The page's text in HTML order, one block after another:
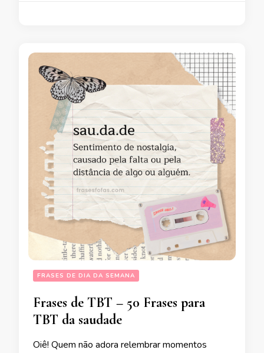
FRASES DE DIA DA SEMANA
Frases de TBT – 50 Frases para
TBT da saudade
Oiê! Quem não adora relembrar momentos